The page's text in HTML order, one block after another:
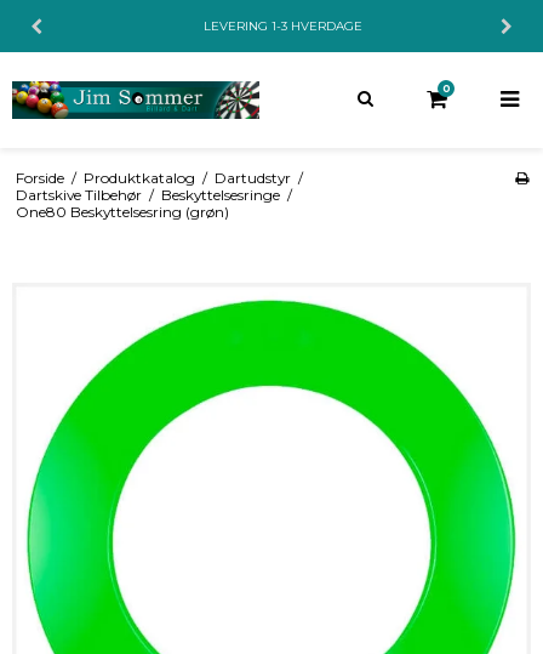
LEVERING 1-3 HVERDAGE
0
Forside / Produktkatalog / Dartudstyr /
Dartskive Tilbehør / Beskyttelsesringe /
One80 Beskyttelsesring (grøn)